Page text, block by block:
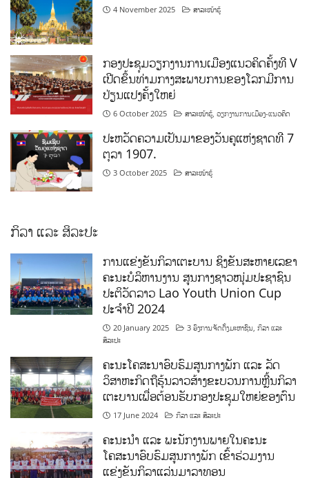
4 November 2025 ສາລະໜ້າຮູ້
ກອງປະຊຸມວຽກງານການເມືອງແນວຄິດຄັ້ງທີ V
ເປີດຂຶ້ນທ່າມກາງສະພາບການຂອງໂລກມີການ
ປ່ຽນແປງຄັ້ງໃຫຍ່
6 October 2025 ສາລະໜ້າຮູ້ ,ວຽກງານການເມືອງ-ແນວຄິດ
ປະຫວັດຄວາມເປັນມາຂອງວັນຄູແຫ່ງຊາດທີ 7
ຕຸລາ 1907.
3 October 2025 ສາລະໜ້າຮູ້
ກິລາ ແລະ ສິລະປະ
ການແຂ່ງຂັນກິລາເຕະບານ ຊິງຂັນສະຫາຍເລຂາ
ຄະນະບໍລິຫານງານ ສູນກາງຊາວໜຸ່ມປະຊາຊົນ
ປະຕິວັດລາວ Lao Youth Union Cup
ປະຈຳປີ 2024
20 January 2025 3 ອົງການຈັດຕັ້ງມະຫາຊົນ ,ກິລາ ແລະ
ສິລະປະ
ຄະນະໂຄສະນາອົບຮົມສູນກາງພັກ ແລະ ລັດ
ວິສາຫະກິດຖືຮຸ້ນລາວສ້າງຂະບວນການຫຼີ້ນກິລາ
ເຕະບານເພື່ອຕ້ອນຮັບກອງປະຊຸມໃຫຍ່ຂອງຕົນ
17 June 2024 ກິລາ ແລະ ສິລະປະ
ຄະນະນຳ ແລະ ພະນັກງານພາຍໃນຄະນະ
ໂຄສະນາອົບຮົມສູນກາງພັກ ເຂົ້າຮ່ວມງານ
ແຂ່ງຂັນກິລາແລ່ນມາລາທອນ